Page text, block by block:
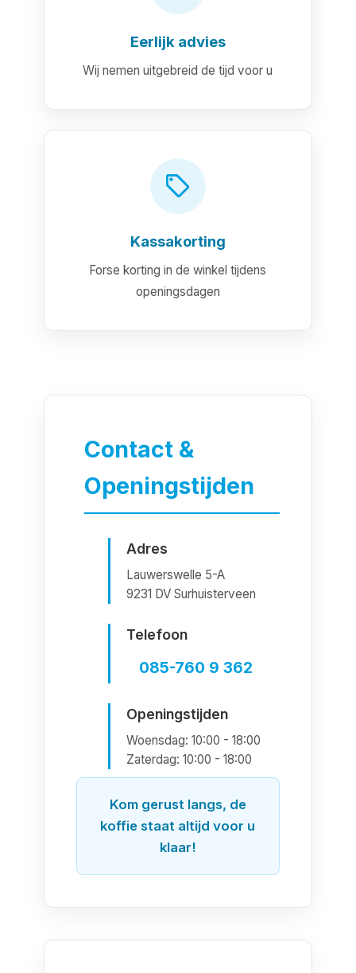
Eerlijk advies
Wij nemen uitgebreid de tijd voor u
Kassakorting
Forse korting in de winkel tijdens
openingsdagen
Contact &
Openingstijden
Adres
Lauwerswelle 5-A
9231 DV Surhuisterveen
Telefoon
085-760 9 362
Openingstijden
Woensdag: 10:00 - 18:00
Zaterdag: 10:00 - 18:00
Kom gerust langs, de
koffie staat altijd voor u
klaar!